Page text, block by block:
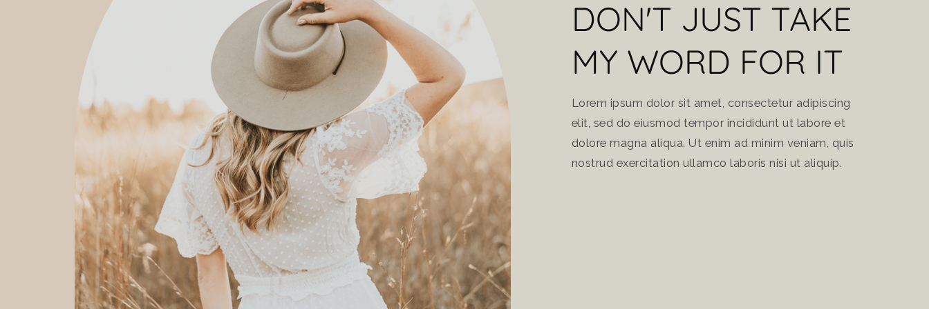
DON'T JUST TAKE
MY WORD FOR IT
Lorem ipsum dolor sit amet, consectetur adipiscing
elit, sed do eiusmod tempor incididunt ut labore et
dolore magna aliqua. Ut enim ad minim veniam, quis
nostrud exercitation ullamco laboris nisi ut aliquip.